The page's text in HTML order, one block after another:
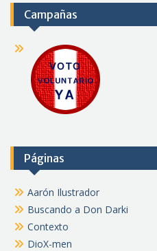
Campañas
Páginas
Aarón Ilustrador
Buscando a Don Darki
Contexto
DioX-men